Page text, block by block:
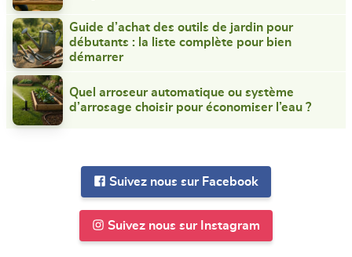
Guide d’achat des outils de jardin pour
débutants : la liste complète pour bien
démarrer
Quel arroseur automatique ou système
d’arrosage choisir pour économiser l’eau ?
Suivez nous sur Facebook
Suivez nous sur Instagram